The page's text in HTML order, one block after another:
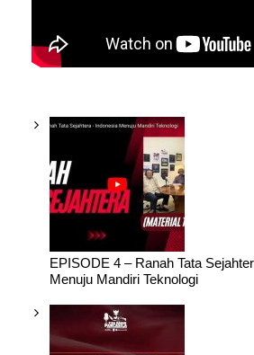
EPISODE 4 – Ranah Tata
Menuju Mandiri Teknologi